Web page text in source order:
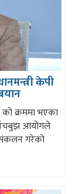
केपी
क्रममा भएका
आयोगले
संकलन गरेको